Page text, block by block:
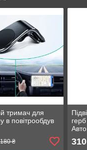
тримач для
в повітрообдув
180 ₴ 310